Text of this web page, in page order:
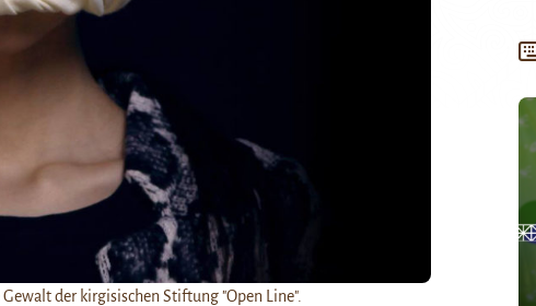
der kirgisischen Stiftung "Open Line".